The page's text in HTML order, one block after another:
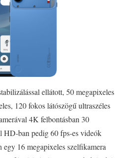
ellátott, 50 megapixeles
120 fokos látószögű ultraszéles
4K felbontásban 30
HD-ban pedig 60 fps-es videók
16 megapixeles szelfikamera